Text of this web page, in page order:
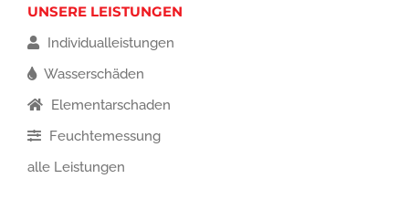
UNSERE LEISTUNGEN
Individualleistungen
Wasserschäden
Elementarschaden
Feuchtemessung
alle Leistungen